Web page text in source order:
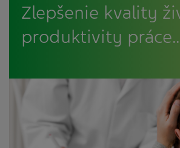
Zlepšenie kvality
produktivity